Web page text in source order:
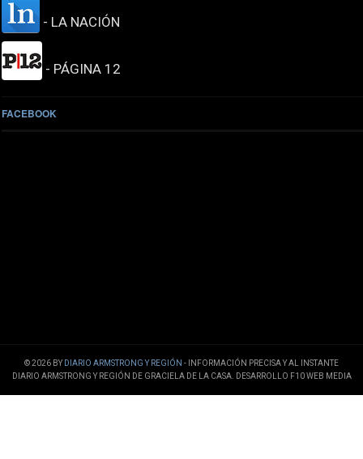
- LA NACIÓN
- PÁGINA 12
FACEBOOK
© 2026 BY DIARIO ARMSTRONG Y REGIÓN - INFORMACIÓN PRECISA Y AL INSTANTE
DIARIO ARMSTRONG Y REGIÓN DE GRACIELA DE LA CASA. DESARROLLO F10 WEB MEDIA